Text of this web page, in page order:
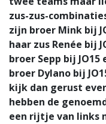
zus-zus-
zijn broer Mink bij
haar zus Renée bij
broer Sepp bij
broer Dylano bij
kijk dan gerust
hebben de
een rijtje van links